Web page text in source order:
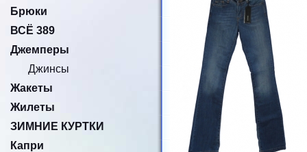
Брюки
ВСЁ 389
Джемперы
Джинсы
Жакеты
Жилеты
ЗИМНИЕ КУРТКИ
Капри